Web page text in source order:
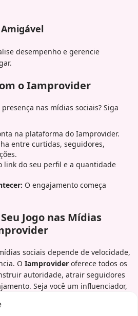
desempenho e gerencie
o Iamprovider
nas mídias sociais? Siga
na plataforma do Iamprovider.
entre curtidas, seguidores,
link do seu perfil e a quantidade
O engajamento começa
Jogo nas Mídias
sociais depende de velocidade,
O Iamprovider oferece todos os
autoridade, atrair seguidores
Seja você um influenciador,
dono de negócio, o painel SMM
para crescimento instantâneo.